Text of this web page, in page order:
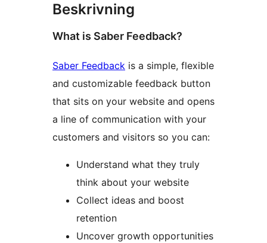
Beskrivning
What is Saber Feedback?
Saber Feedback is a simple, flexible
and customizable feedback button
that sits on your website and opens
a line of communication with your
customers and visitors so you can:
Understand what they truly
think about your website
Collect ideas and boost
retention
Uncover growth opportunities